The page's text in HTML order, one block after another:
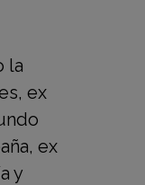
la
ex
ex
y